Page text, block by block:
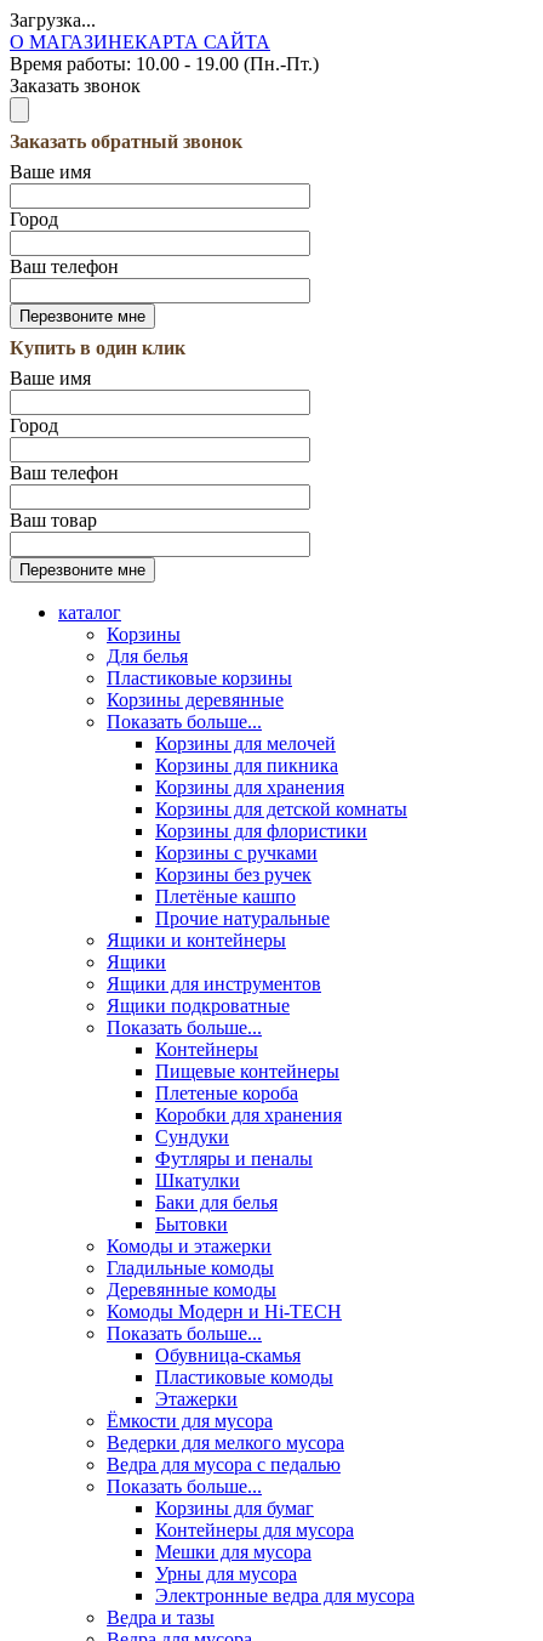
Загрузка...
О МАГАЗИНЕКАРТА САЙТА
Время работы: 10.00 - 19.00 (Пн.-Пт.)
Заказать звонок
Заказать обратный звонок
Ваше имя
Город
Ваш телефон
Купить в один клик
Ваше имя
Город
Ваш телефон
Ваш товар
каталог
Корзины
Для белья
Пластиковые корзины
Корзины деревянные
Показать больше...
Корзины для мелочей
Корзины для пикника
Корзины для хранения
Корзины для детской комнаты
Корзины для флористики
Корзины с ручками
Корзины без ручек
Плетёные кашпо
Прочие натуральные
Ящики и контейнеры
Ящики
Ящики для инструментов
Ящики подкроватные
Показать больше...
Контейнеры
Пищевые контейнеры
Плетеные короба
Коробки для хранения
Сундуки
Футляры и пеналы
Шкатулки
Баки для белья
Бытовки
Комоды и этажерки
Гладильные комоды
Деревянные комоды
Комоды Модерн и Hi-TECH
Показать больше...
Обувница-скамья
Пластиковые комоды
Этажерки
Ёмкости для мусора
Ведерки для мелкого мусора
Ведра для мусора с педалью
Показать больше...
Корзины для бумаг
Контейнеры для мусора
Мешки для мусора
Урны для мусора
Электронные ведра для мусора
Ведра и тазы